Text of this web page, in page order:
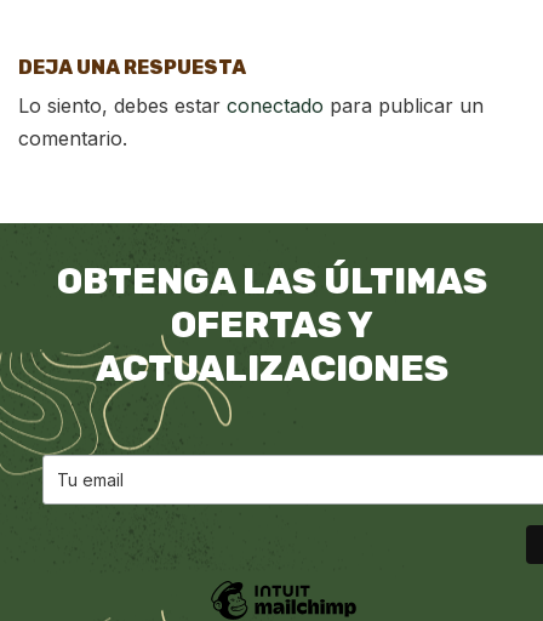
DEJA UNA RESPUESTA
Lo siento, debes estar conectado para publicar un
comentario.
OBTENGA LAS ÚLTIMAS
OFERTAS Y
ACTUALIZACIONES